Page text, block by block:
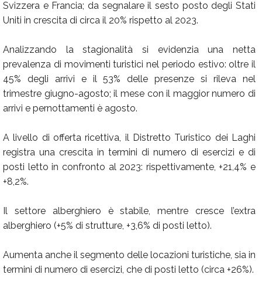
Svizzera e Francia; da segnalare il sesto posto degli Stati
Uniti in crescita di circa il 20% rispetto al 2023.
Analizzando la stagionalità si evidenzia una netta
prevalenza di movimenti turistici nel periodo estivo: oltre il
45% degli arrivi e il 53% delle presenze si rileva nel
trimestre giugno-agosto; il mese con il maggior numero di
arrivi e pernottamenti è agosto.
A livello di offerta ricettiva, il Distretto Turistico dei Laghi
registra una crescita in termini di numero di esercizi e di
posti letto in confronto al 2023: rispettivamente, +21,4% e
+8,2%.
Il settore alberghiero è stabile, mentre cresce l’extra
alberghiero (+5% di strutture, +3,6% di posti letto).
Aumenta anche il segmento delle locazioni turistiche, sia in
termini di numero di esercizi, che di posti letto (circa +26%).